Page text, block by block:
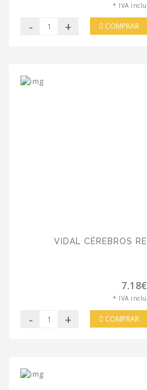
* IVA
- + COMPRAR
VIDAL CÉREBROS
7.18€
* IVA
- + COMPRAR